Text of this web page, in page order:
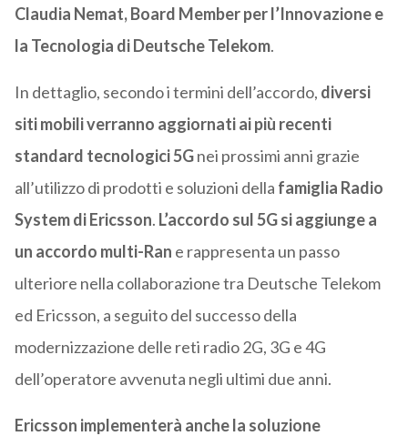
Claudia Nemat, Board Member per l’Innovazione e
la Tecnologia di Deutsche Telekom.
In dettaglio, secondo i termini dell’accordo, diversi
siti mobili verranno aggiornati ai più recenti
standard tecnologici 5Gnei prossimi anni grazie
all’utilizzo di prodotti e soluzioni della famiglia Radio
System di Ericsson. L’accordo sul 5G si aggiunge a
un accordo multi-Ran e rappresenta un passo
ulteriore nella collaborazione tra Deutsche Telekom
ed Ericsson, a seguito del successo della
modernizzazione delle reti radio 2G, 3G e 4G
dell’operatore avvenuta negli ultimi due anni.
Ericsson implementerà anche la soluzione